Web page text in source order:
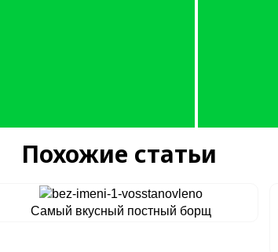
Похожие статьи
Самый вкусный постный борщ